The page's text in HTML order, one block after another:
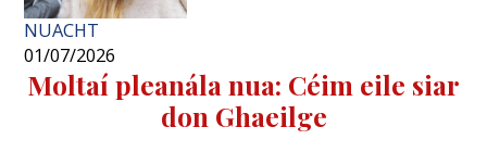
NUACHT
01/07/2026
Moltaí pleanála nua: Céim eile siar
don Ghaeilge